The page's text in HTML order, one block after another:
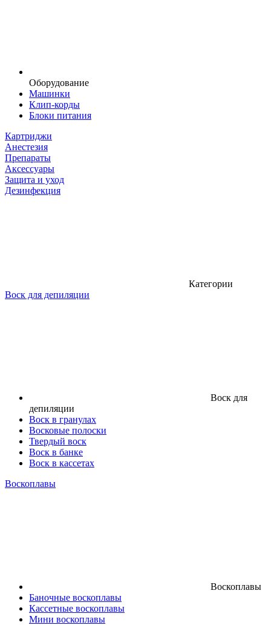
Оборудование
Машинки
Клип-корды
Блоки питания
Картриджи
Анестезия
Препараты
Аксессуары
Защита и уход
Дезинфекция
Категории
Воск для депиляции
Воск для
депиляции
Воск в гранулах
Восковые полоски
Твердый воск
Воск в банке
Воск в кассетах
Воскоплавы
Воскоплавы
Баночные воскоплавы
Кассетные воскоплавы
Мини воскоплавы